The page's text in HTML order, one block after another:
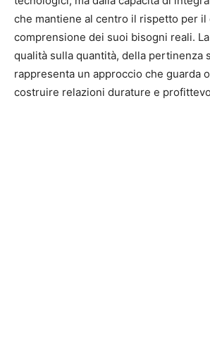
che mantiene al centro il rispetto per il
comprensione dei suoi bisogni reali.
qualità sulla quantità, della pertinenza
rappresenta un approccio che guarda
costruire relazioni durature e